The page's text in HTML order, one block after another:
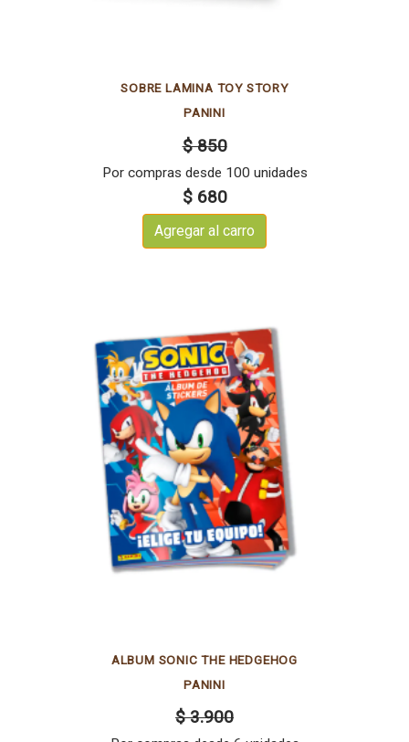
SOBRE LAMINA TOY STORY
PANINI
$ 850
Por compras desde 100 unidades
$ 680
Agregar al carro
ALBUM SONIC THE HEDGEHOG
PANINI
$ 3.900